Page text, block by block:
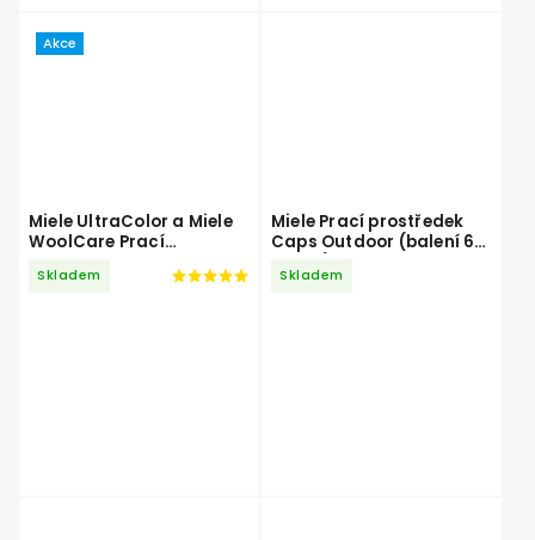
Akce
Miele UltraColor a Miele
WoolCare Prací
Skladem
Miele Prací prostředek
Caps Outdoor (balení 6
Skladem